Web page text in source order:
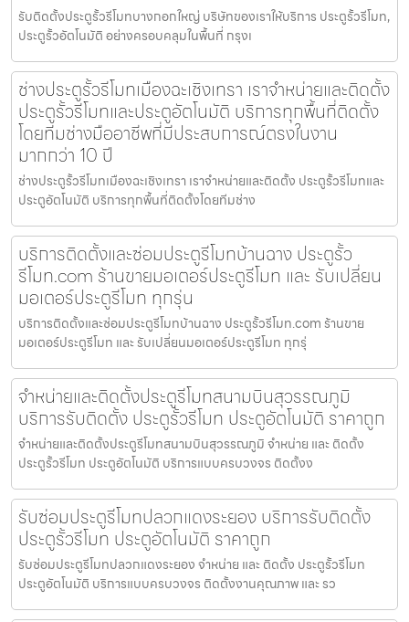
รับติดตั้งประตูรั้วรีโมทบางกอกใหญ่ บริษัทของเราให้บริการ ประตูรั้วรีโมท,
ประตูรั้วอัตโนมัติ อย่างครอบคลุมในพื้นที่ กรุงเ
ช่างประตูรั้วรีโมทเมืองฉะเชิงเทรา เราจำหน่ายและติดตั้ง
ประตูรั้วรีโมทและประตูอัตโนมัติ บริการทุกพื้นที่ติดตั้ง
โดยทีมช่างมืออาชีพที่มีประสบการณ์ตรงในงาน
มากกว่า 10 ปี
ช่างประตูรั้วรีโมทเมืองฉะเชิงเทรา เราจำหน่ายและติดตั้ง ประตูรั้วรีโมทและ
ประตูอัตโนมัติ บริการทุกพื้นที่ติดตั้งโดยทีมช่าง
บริการติดตั้งและซ่อมประตูรีโมทบ้านฉาง ประตูรั้ว
รีโมท.com ร้านขายมอเตอร์ประตูรีโมท และ รับเปลี่ยน
มอเตอร์ประตูรีโมท ทุกรุ่น
บริการติดตั้งและซ่อมประตูรีโมทบ้านฉาง ประตูรั้วรีโมท.com ร้านขาย
มอเตอร์ประตูรีโมท และ รับเปลี่ยนมอเตอร์ประตูรีโมท ทุกรุ่
จำหน่ายและติดตั้งประตูรีโมทสนามบินสุวรรณภูมิ
บริการรับติดตั้ง ประตูรั้วรีโมท ประตูอัตโนมัติ ราคาถูก
จำหน่ายและติดตั้งประตูรีโมทสนามบินสุวรรณภูมิ จำหน่าย และ ติดตั้ง
ประตูรั้วรีโมท ประตูอัตโนมัติ บริการแบบครบวงจร ติดตั้งง
รับซ่อมประตูรีโมทปลวกแดงระยอง บริการรับติดตั้ง
ประตูรั้วรีโมท ประตูอัตโนมัติ ราคาถูก
รับซ่อมประตูรีโมทปลวกแดงระยอง จำหน่าย และ ติดตั้ง ประตูรั้วรีโมท
ประตูอัตโนมัติ บริการแบบครบวงจร ติดตั้งงานคุณภาพ และ รว